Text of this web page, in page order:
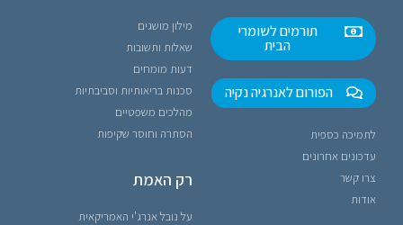
תורמים לשומרי
הבית
הפורום לאנרגיה נקיה
לתמיכה כספית
עדכונים אחרונים
צרו קשר
אודות
מילון מושגים
שאלות ותשובות
דעות מומחים
סכנות בריאותיות וסביבתיות
מהלכים משפטיים
הסתרה וחוסר שקיפות
רק האמת
על נובל אנרג'י האמריקאית